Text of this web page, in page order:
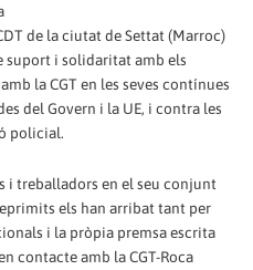
de la ciutat de Settat (Marroc)
suport i solidaritat amb els
la CGT en les seves contínues
del Govern i la UE, i contra les
policial.
i treballadors en el seu conjunt
els han arribat tant per
i la pròpia premsa escrita
contacte amb la CGT-Roca